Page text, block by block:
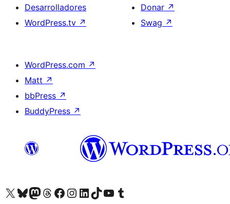
Desarrolladores
WordPress.tv ↗
Donar ↗
Swag ↗
WordPress.com ↗
Matt ↗
bbPress ↗
BuddyPress ↗
Visitá nuestra cuenta de X (anteriormente Twitter)
Visitá nuestra cuenta de Bluesky
Visitá nuestra cuenta de Mastodon
Visitá nuestra cuenta de Threads
Visitá nuestra página de Facebook
Visitá nuestra cuenta de Instagram
Visitá nuestra cuenta de LinkedIn
Visitá nuestra cuenta de TikTok
Visitá nuestro canal de YouTube
Visitá nuestra cuenta de Tumblr